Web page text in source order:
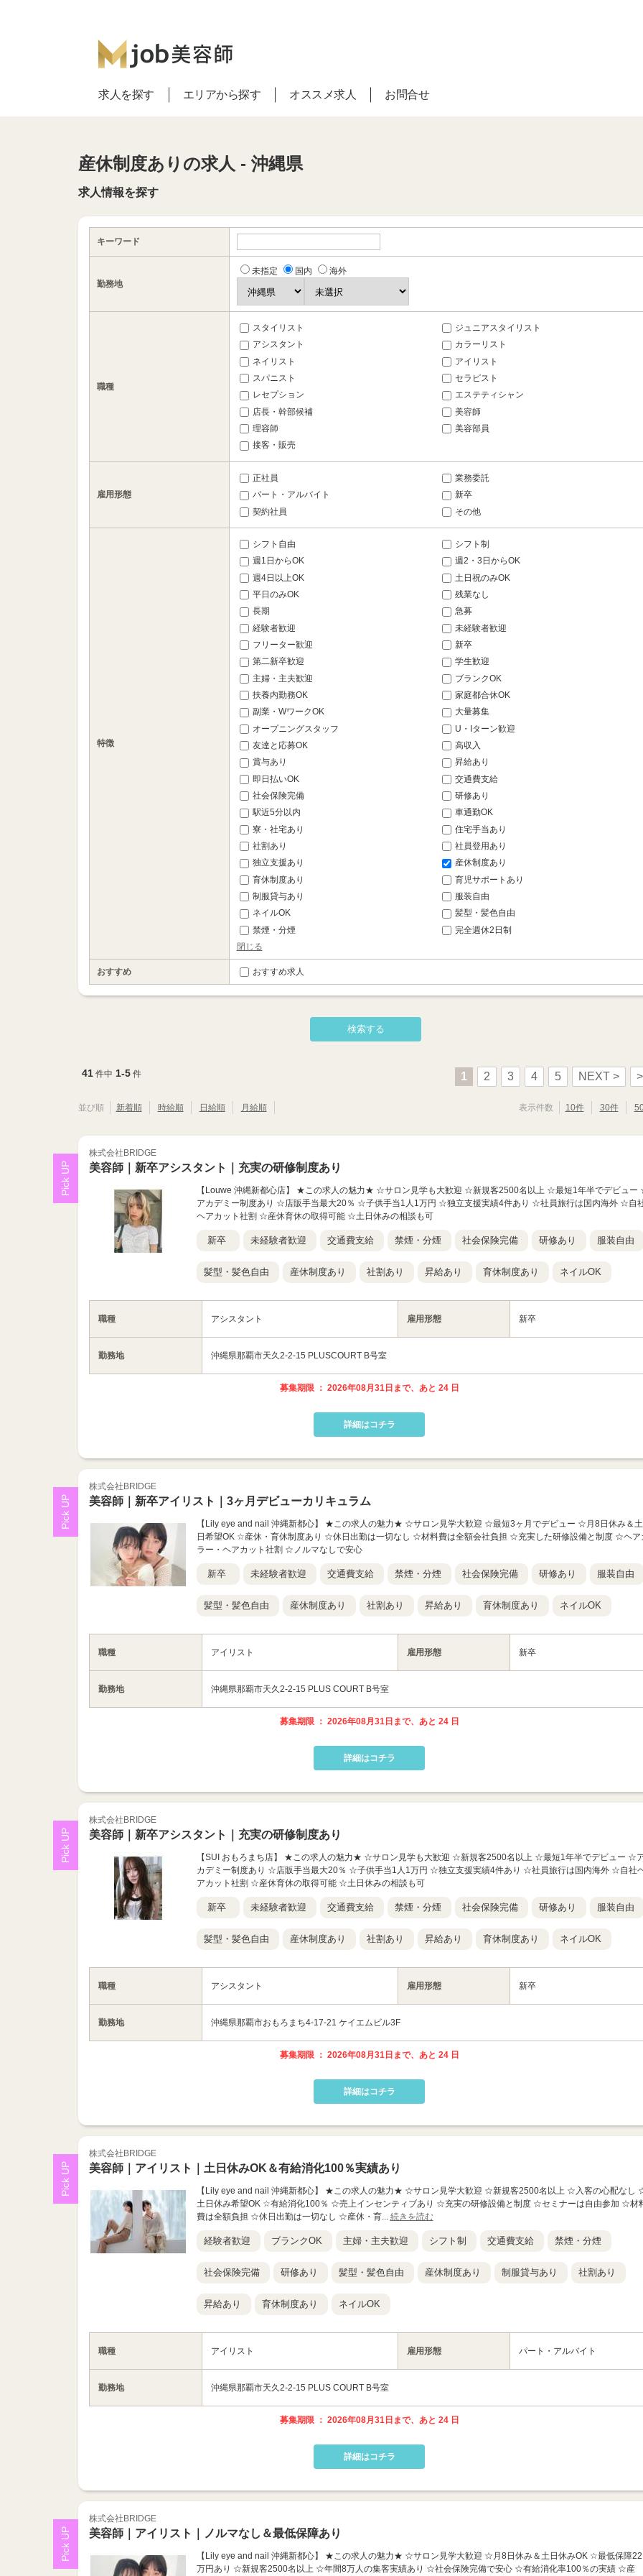
求人を探す エリアから探す オススメ求人 お問合せ
産休制度ありの求人 - 沖縄県
求人情報を探す
キーワード
勤務地
未指定 国内 海外
職種
スタイリスト
ジュニアスタイリスト
アシスタント
カラーリスト
ネイリスト
アイリスト
スパニスト
セラピスト
レセプション
エステティシャン
店長・幹部候補
美容師
理容師
美容部員
接客・販売
雇用形態
正社員
業務委託
パート・アルバイト
新卒
契約社員
その他
特徴
シフト自由
シフト制
週1日からOK
週2・3日からOK
週4日以上OK
土日祝のみOK
平日のみOK
残業なし
長期
急募
経験者歓迎
未経験者歓迎
フリーター歓迎
新卒
第二新卒歓迎
学生歓迎
主婦・主夫歓迎
ブランクOK
扶養内勤務OK
家庭都合休OK
副業・WワークOK
大量募集
オープニングスタッフ
U・Iターン歓迎
友達と応募OK
高収入
賞与あり
昇給あり
即日払いOK
交通費支給
社会保険完備
研修あり
駅近5分以内
車通勤OK
寮・社宅あり
住宅手当あり
社割あり
社員登用あり
独立支援あり
産休制度あり
育休制度あり
育児サポートあり
制服貸与あり
服装自由
ネイルOK
髪型・髪色自由
禁煙・分煙
完全週休2日制
閉じる
おすすめ おすすめ求人
41件中 1-5件 1 2 3 4 5 NEXT >
並び順 新着順 時給順 日給順 月給順 表示件数 10件 30件
株式会社BRIDGE
美容師｜新卒アシスタント｜充実の研修制度あり
【Louwe 沖縄新都心店】 ★この求人の魅力★ ☆サロン見学も大歓迎 ☆新規客2500名以上 ☆最短1年半でデビュー
アカデミー制度あり ☆店販手当最大20％ ☆子供手当1人1万円 ☆独立支援実績4件あり ☆社員旅行は国内海外 ☆自
ヘアカット社割 ☆産休育休の取得可能 ☆土日休みの相談も可
新卒 未経験者歓迎 交通費支給 禁煙・分煙 社会保険完備 研修あり 服装自由
髪型・髪色自由 産休制度あり 社割あり 昇給あり 育休制度あり ネイルOK
職種 アシスタント 雇用形態 新卒
勤務地 沖縄県那覇市天久2-2-15 PLUSCOURT B号室
募集期限 ： 2026年08月31日まで、あと 24 日
詳細はコチラ
株式会社BRIDGE
美容師｜新卒アイリスト｜3ヶ月デビューカリキュラム
【Lily eye and nail 沖縄新都心】 ★この求人の魅力★ ☆サロン見学大歓迎 ☆最短3ヶ月でデビュー ☆月8日休み＆土
日希望OK ☆産休・育休制度あり ☆休日出勤は一切なし ☆材料費は全額会社負担 ☆充実した研修設備と制度 ☆ヘア
ラー・ヘアカット社割 ☆ノルマなしで安心
新卒 未経験者歓迎 交通費支給 禁煙・分煙 社会保険完備 研修あり 服装自由
髪型・髪色自由 産休制度あり 社割あり 昇給あり 育休制度あり ネイルOK
職種 アイリスト 雇用形態 新卒
勤務地 沖縄県那覇市天久2-2-15 PLUS COURT B号室
募集期限 ： 2026年08月31日まで、あと 24 日
詳細はコチラ
株式会社BRIDGE
美容師｜新卒アシスタント｜充実の研修制度あり
【SUI おもろまち店】 ★この求人の魅力★ ☆サロン見学も大歓迎 ☆新規客2500名以上 ☆最短1年半でデビュー ☆
カデミー制度あり ☆店販手当最大20％ ☆子供手当1人1万円 ☆独立支援実績4件あり ☆社員旅行は国内海外 ☆自社
アカット社割 ☆産休育休の取得可能 ☆土日休みの相談も可
新卒 未経験者歓迎 交通費支給 禁煙・分煙 社会保険完備 研修あり 服装自由
髪型・髪色自由 産休制度あり 社割あり 昇給あり 育休制度あり ネイルOK
職種 アシスタント 雇用形態 新卒
勤務地 沖縄県那覇市おもろまち4-17-21 ケイエムビル3F
募集期限 ： 2026年08月31日まで、あと 24 日
詳細はコチラ
株式会社BRIDGE
美容師｜アイリスト｜土日休みOK＆有給消化100％実績あり
【Lily eye and nail 沖縄新都心】 ★この求人の魅力★ ☆サロン見学大歓迎 ☆新規客2500名以上 ☆入客の心配なし
土日休み希望OK ☆有給消化100％ ☆売上インセンティブあり ☆充実の研修設備と制度 ☆セミナーは自由参加 ☆材
費は全額負担 ☆休日出勤は一切なし ☆産休・育... 続きを読む
経験者歓迎 ブランクOK 主婦・主夫歓迎 シフト制 交通費支給 禁煙・分煙
社会保険完備 研修あり 髪型・髪色自由 産休制度あり 制服貸与あり 社割あり
昇給あり 育休制度あり ネイルOK
職種 アイリスト 雇用形態 パート・アルバイト
勤務地 沖縄県那覇市天久2-2-15 PLUS COURT B号室
募集期限 ： 2026年08月31日まで、あと 24 日
詳細はコチラ
株式会社BRIDGE
美容師｜アイリスト｜ノルマなし＆最低保障あり
【Lily eye and nail 沖縄新都心】 ★この求人の魅力★ ☆サロン見学大歓迎 ☆月8日休み＆土日休みOK ☆最低保障22
万円あり ☆新規客2500名以上 ☆年間8万人の集客実績あり ☆社会保険完備で安心 ☆有給消化率100％の実績 ☆産